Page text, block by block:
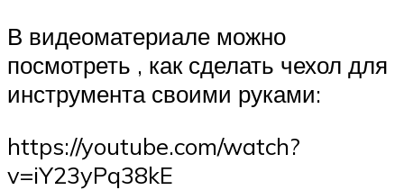
В видеоматериале можно
посмотреть , как сделать чехол для
инструмента своими руками:
https://youtube.com/watch?
v=iY23yPq38kE